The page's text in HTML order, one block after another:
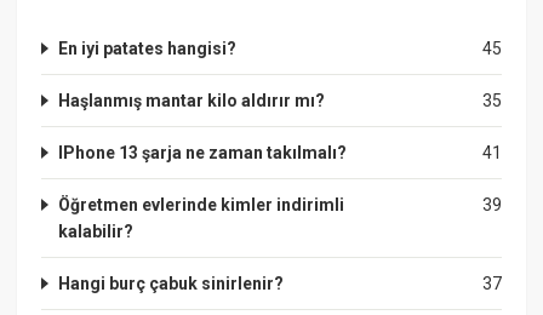
45
En iyi patates hangisi?
35
Haşlanmış mantar kilo aldırır mı?
41
IPhone 13 şarja ne zaman takılmalı?
39
Öğretmen evlerinde kimler indirimli
kalabilir?
37
Hangi burç çabuk sinirlenir?